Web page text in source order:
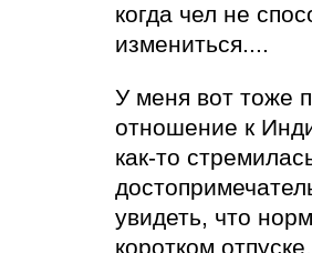
когда чел не
измениться....
У меня вот тоже
отношение к
как-то
увидеть, что